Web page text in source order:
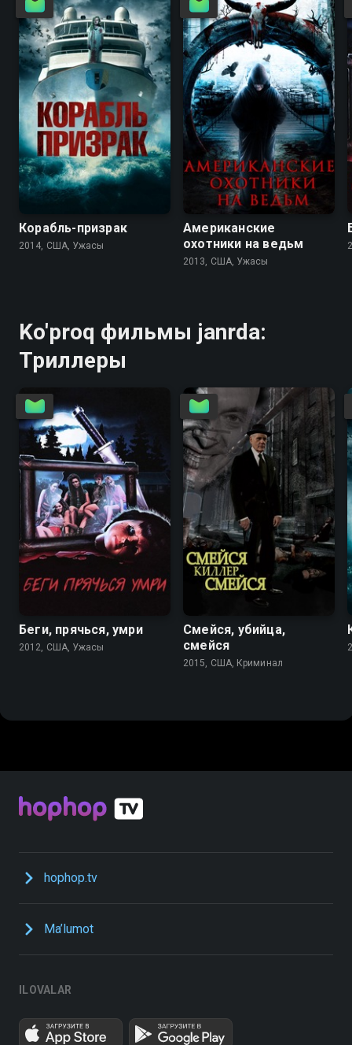
3.5 3.1
Корабль-призрак
2014, США, Ужасы
2.5
Американские
охотники на ведьм
2013, США, Ужасы
Ko'proq фильмы janrda:
Триллеры
3.3 2.7
Беги, прячься, умри
2012, США, Ужасы
5.2 4.9
Смейся, убийца,
смейся
2015, США, Криминал
hophop.tv
Ma’lumot
ILOVALAR